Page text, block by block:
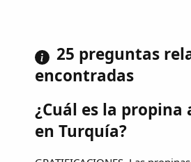
25 preguntas
encontradas
¿Cuál es la propina
en Turquía?